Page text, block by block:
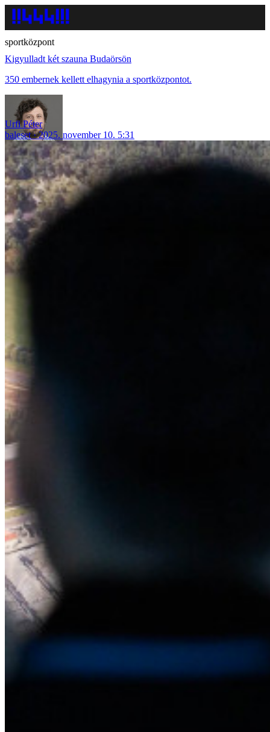
sportközpont
Kigyulladt két szauna Budaörsön
350 embernek kellett elhagynia a sportközpontot.
Urfi Péter
baleset
2025. november 10. 5:31